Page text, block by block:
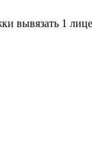
вывязать 1